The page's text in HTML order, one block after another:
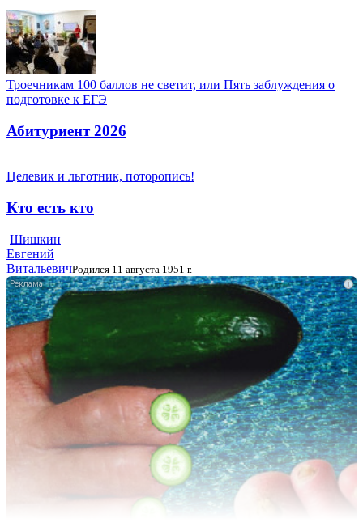
Троечникам 100 баллов не светит, или Пять заблуждения о
подготовке к ЕГЭ
Абитуриент 2026
Целевик и льготник, поторопись!
Кто есть кто
Шишкин
Евгений
ВитальевичРодился 11 августа 1951 г.
i